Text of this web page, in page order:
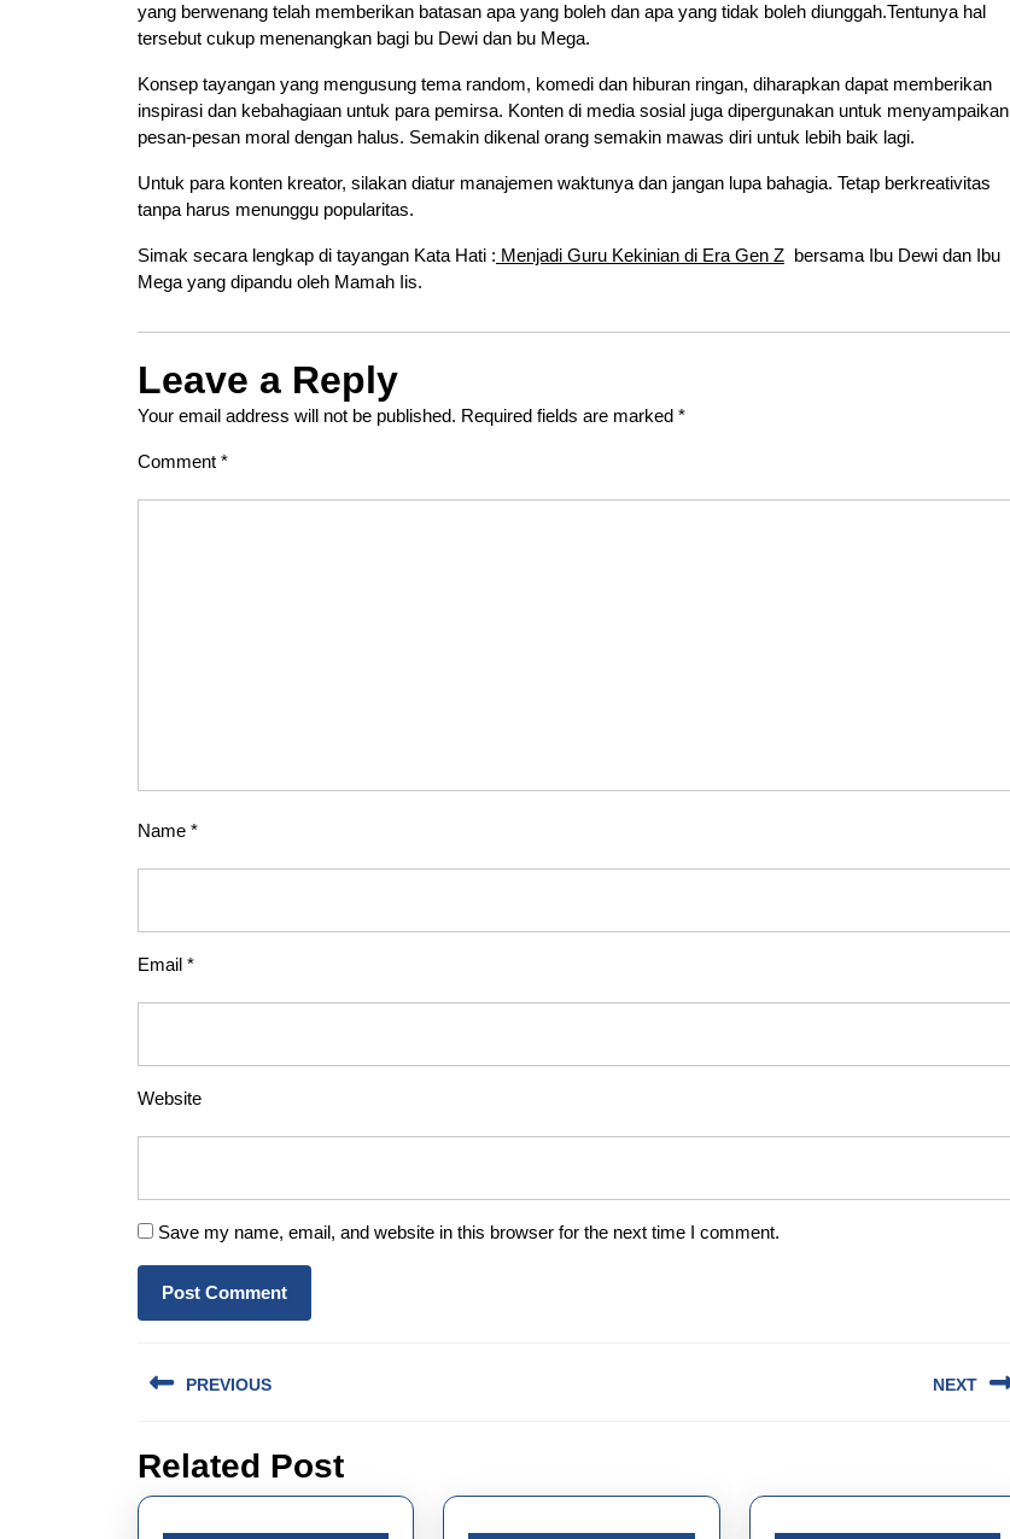
yang berwenang telah memberikan batasan apa yang boleh dan apa yang tidak boleh diunggah.Tentunya hal
tersebut cukup menenangkan bagi bu Dewi dan bu Mega.
Konsep tayangan yang mengusung tema random, komedi dan hiburan ringan, diharapkan dapat memberikan
inspirasi dan kebahagiaan untuk para pemirsa. Konten di media sosial juga dipergunakan untuk menyampaikan
pesan-pesan moral dengan halus. Semakin dikenal orang semakin mawas diri untuk lebih baik lagi.
Untuk para konten kreator, silakan diatur manajemen waktunya dan jangan lupa bahagia. Tetap berkreativitas
tanpa harus menunggu popularitas.
Simak secara lengkap di tayangan Kata Hati : Menjadi Guru Kekinian di Era Gen Z bersama Ibu Dewi dan Ibu
Mega yang dipandu oleh Mamah Iis.
Leave a Reply
Your email address will not be published. Required fields are marked *
Comment *
Name *
Email *
Website
Save my name, email, and website in this browser for the next time I comment.
PostPREVIOUS
post:
NEXT
Related Post